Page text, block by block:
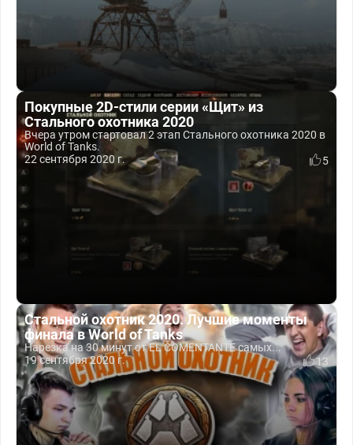
Покупные 2D-стили серии «Щит» из
Стального охотника 2020
Вчера утром стартовал 2 этап Стального охотника 2020 в
World of Tanks.
22 сентября 2020 г.
5
Стальной охотник 2020. Лучшие моменты
финала в World of Tanks
Нарезка на 30 минут от EL COMENTANTE самых...
19 сентября 2020 г.
13